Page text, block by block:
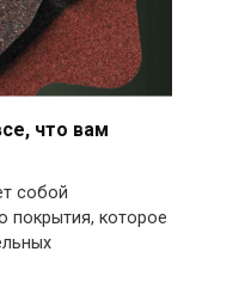
что вам
собой
покрытия, которое